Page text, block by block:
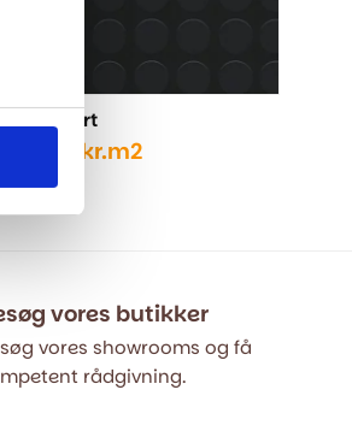
- Sort
kr.m2
vores butikker
vores showrooms og få
rådgivning.